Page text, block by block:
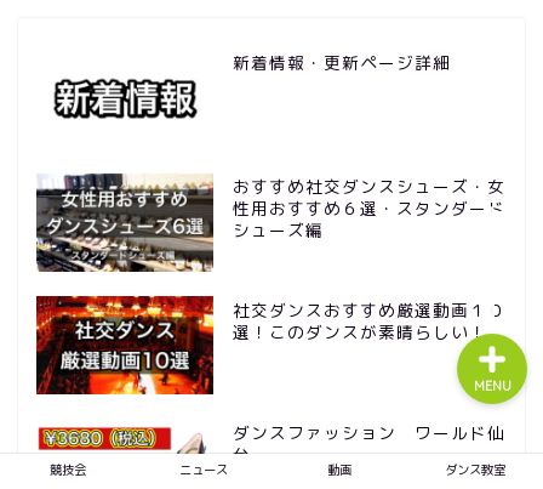
新着情報・更新ページ詳細
おすすめ社交ダンスシューズ・女
性用おすすめ６選・スタンダード
シューズ編
社交ダンスおすすめ厳選動画１０
選！このダンスが素晴らしい！
ダンスファッション ワールド仙
台
競技会 ニュース 動画 ダンス教室
MENU
動画